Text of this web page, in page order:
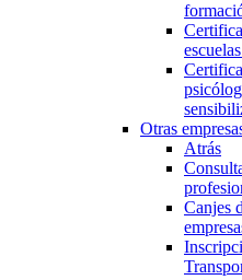
Otras
Atrás
Canjes